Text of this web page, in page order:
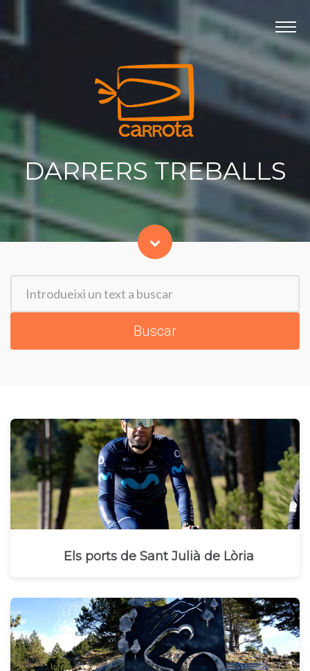
Panell de gestió de galetes
INICI
PRODUCTORA
DARRERS TREBALLS
SERVEIS
CONTACTE
DARRERS TREBALLS
Els ports de Sant Julià de Lòria